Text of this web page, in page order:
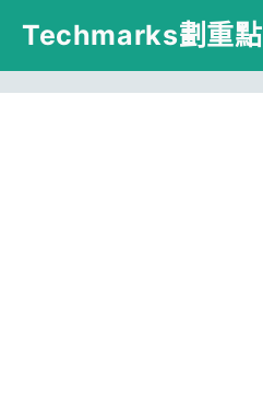
跳
主
Techmarks劃重點